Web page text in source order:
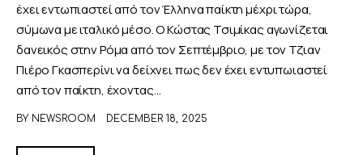
έχει εντωπιαστεί από τον Έλληνα παίκτη μέχρι τώρα,
σύμωνα με ιταλικό μέσο. Ο Κώστας Τσιμίκας αγωνίζεται
δανεικός στην Ρόμα από τον Σεπτέμβριο, με τον Τζιαν
Πιέρο Γκασπερίνι να δείχνει πως δεν έχει εντυπωιαστεί
από τον παίκτη, έχοντας…
BY NEWSROOM DECEMBER 18, 2025